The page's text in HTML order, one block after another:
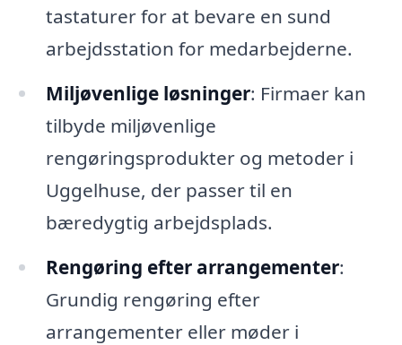
tastaturer for at bevare en sund
arbejdsstation for medarbejderne.
Miljøvenlige løsninger: Firmaer kan
tilbyde miljøvenlige
rengøringsprodukter og metoder i
Uggelhuse, der passer til en
bæredygtig arbejdsplads.
Rengøring efter arrangementer:
Grundig rengøring efter
arrangementer eller møder i